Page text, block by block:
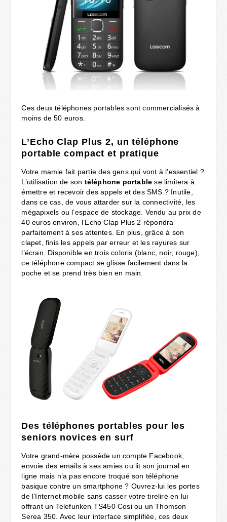
Ces deux téléphones portables sont commercialisés à
moins de 50 euros.
L’Echo Clap Plus 2, un téléphone
portable compact et pratique
Votre mamie fait partie des gens qui vont à l’essentiel ?
L’utilisation de son téléphone portable se limitera à
émettre et recevoir des appels et des SMS ? Inutile,
dans ce cas, de vous attarder sur la connectivité, les
mégapixels ou l’espace de stockage. Vendu au prix de
40 euros environ, l’Echo Clap Plus 2 répondra
parfaitement à ses attentes. En plus, grâce à son
clapet, finis les appels par erreur et les rayures sur
l’écran. Disponible en trois coloris (blanc, noir, rouge),
ce téléphone compact se glisse facilement dans la
poche et se prend très bien en main.
Des téléphones portables pour les
seniors novices en surf
Votre grand-mère possède un compte Facebook,
envoie des emails à ses amies ou lit son journal en
ligne mais n’a pas encore troqué son téléphone
basique contre un smartphone ? Ouvrez-lui les portes
de l’Internet mobile sans casser votre tirelire en lui
offrant un Telefunken TS450 Cosi ou un Thomson
Serea 350. Avec leur interface simplifiée, ces deux